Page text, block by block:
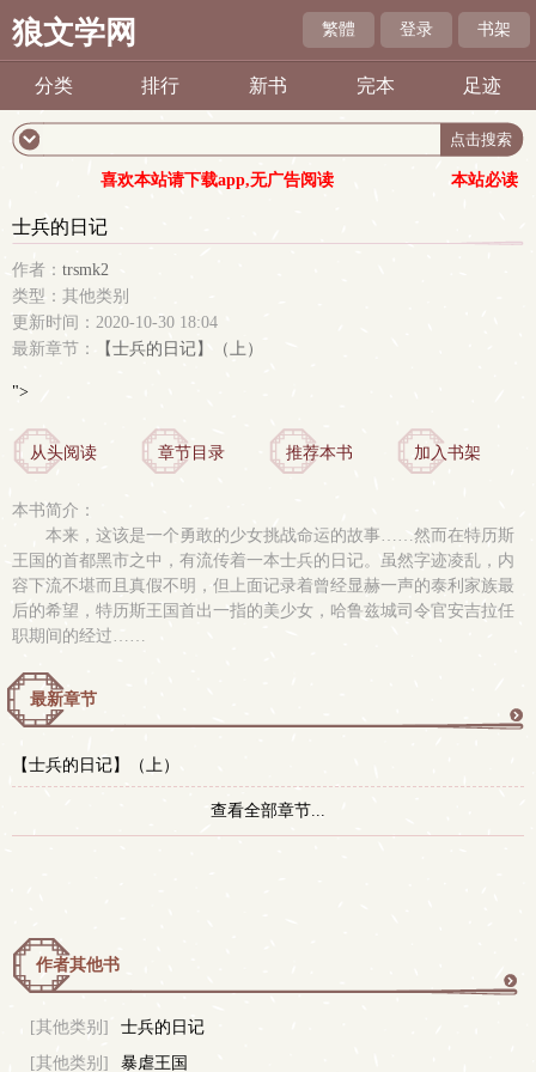
狼文学网 繁體 登录 书架
分类 排行 新书 完本 足迹
喜欢本站请下载app,无广告阅读 本站必读
士兵的日记
作者： trsmk2
类型：其他类别
更新时间：2020-10-30 18:04
最新章节：
【士兵的日记】（上）
">
从头阅读 章节目录 推荐本书 加入书架
本书简介：
本来，这该是一个勇敢的少女挑战命运的故事……然而在特历斯
王国的首都黑市之中，有流传着一本士兵的日记。虽然字迹凌乱，内
容下流不堪而且真假不明，但上面记录着曾经显赫一声的泰利家族最
后的希望，特历斯王国首出一指的美少女，哈鲁兹城司令官安吉拉任
职期间的经过……
最新章节
【士兵的日记】（上）
查看全部章节...
作者其他书
[其他类别]
士兵的日记
[其他类别]
暴虐王国